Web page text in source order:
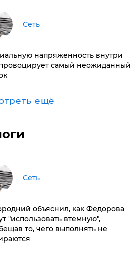
Сеть
напряженность внутри
самый неожиданный
ещё
Сеть
объяснил, как Федорова
"использовать втемную",
то, чего выполнять не